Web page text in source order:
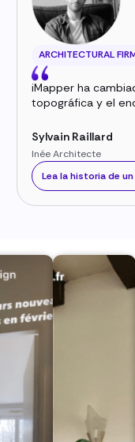
ARCHITECTURAL
iMapper ha
topográfica y el
Sylvain Raillard
Inée Architecte
Lea la historia de